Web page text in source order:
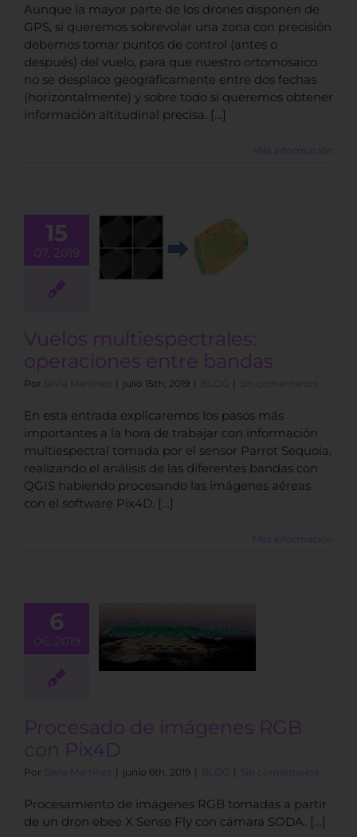
Aunque la mayor parte de los drones disponen de
GPS, si queremos sobrevolar una zona con precisión
debemos tomar puntos de control (antes o
después) del vuelo, para que nuestro ortomosaico
no se desplace geográficamente entre dos fechas
(horizontalmente) y sobre todo si queremos obtener
información altitudinal precisa. […]
Más información
15
07, 2019
entre
Vuelos multiespectrales:
operaciones entre bandas
Por Silvia Martínez | julio 15th, 2019 | BLOG | Sin comentarios
En esta entrada explicaremos los pasos más
importantes a la hora de trabajar con información
multiespectral tomada por el sensor Parrot Sequoia,
realizando el análisis de las diferentes bandas con
QGIS habiendo procesando las imágenes aéreas
con el software Pix4D. […]
Más información
6
06, 2019
de
RGB
Procesado de imágenes RGB
con Pix4D
Por Silvia Martínez | junio 6th, 2019 | BLOG | Sin comentarios
Procesamiento de imágenes RGB tomadas a partir
de un dron ebee X Sense Fly con cámara SODA. […]